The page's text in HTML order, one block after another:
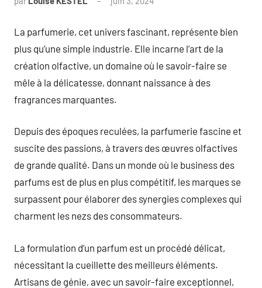
La parfumerie, cet univers fascinant, représente bien
plus qu’une simple industrie. Elle incarne l’art de la
création olfactive, un domaine où le savoir-faire se
mêle à la délicatesse, donnant naissance à des
fragrances marquantes.
Depuis des époques reculées, la parfumerie fascine et
suscite des passions, à travers des œuvres olfactives
de grande qualité. Dans un monde où le business des
parfums est de plus en plus compétitif, les marques se
surpassent pour élaborer des synergies complexes qui
charment les nezs des consommateurs.
La formulation d’un parfum est un procédé délicat,
nécessitant la cueillette des meilleurs éléments.
Artisans de génie, avec un savoir-faire exceptionnel,